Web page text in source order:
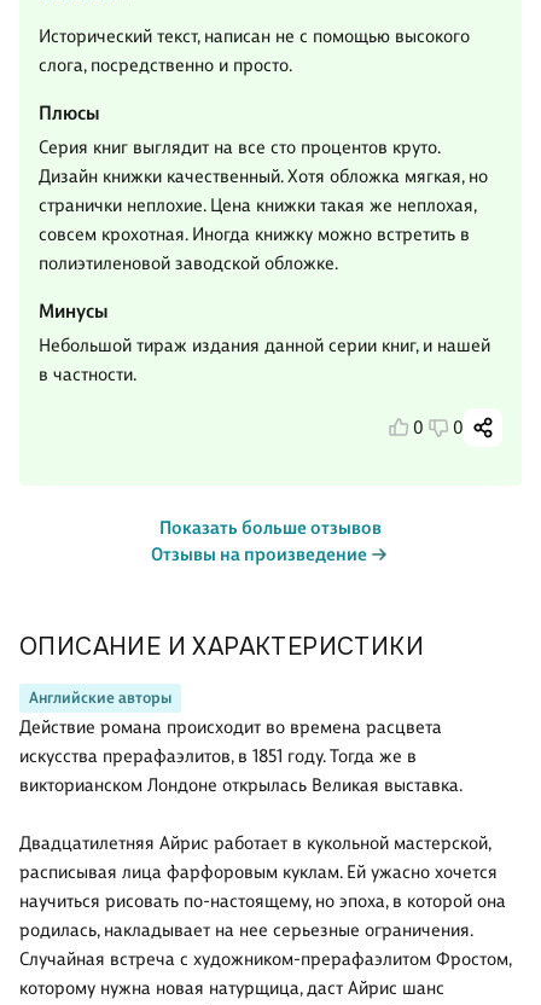
ОПИСАНИЕ И ХАРАКТЕРИСТИКИ
Английские авторы
Действие романа происходит во времена расцвета
искусства прерафаэлитов, в 1851 году. Тогда же в
викторианском Лондоне открылась Великая выставка.
Двадцатилетняя Айрис работает в кукольной мастерской,
расписывая лица фарфоровым куклам. Ей ужасно хочется
научиться рисовать по-настоящему, но эпоха, в которой она
родилась, накладывает на нее серьезные ограничения.
Случайная встреча с художником-прерафаэлитом Фростом,
которому нужна новая натурщица, даст Айрис шанс
Исторический текст, написан не с помощью высокого
слога, посредственно и просто.
Плюсы
Серия книг выглядит на все сто процентов круто.
Дизайн книжки качественный. Хотя обложка мягкая, но
странички неплохие. Цена книжки такая же неплохая,
совсем крохотная. Иногда книжку можно встретить в
полиэтиленовой заводской обложке.
Минусы
Небольшой тираж издания данной серии книг, и нашей
в частности.
0 0
Показать больше отзывов
Отзывы на произведение